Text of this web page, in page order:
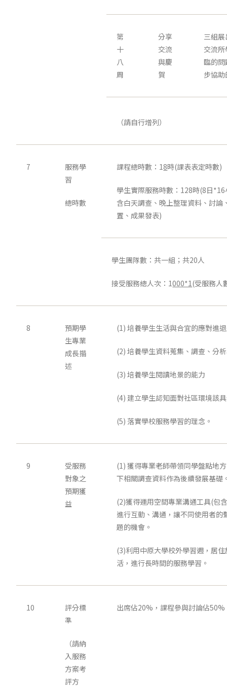
第
十
八
周
分享
交流
與慶
賀
三組
交流
臨的
步協
（請自行增列）
7
服務學
習
總時數
課程總時數：18時(課表表定時數)
學生實際服務時數：128時(8日
含白天調查、晚上整理資料、討論
置、成果發表)
學生團隊數：共一組；共20人
接受服務總人次：1000*1(受服務人
8
預期學
生專業
成長描
述
(1) 培養學生生活與合宜的應對進
(2) 培養學生資料蒐集、調查、分
(3) 培養學生閱讀地景的能力
(4) 建立學生認知面對社區環境該
(5) 落實學校服務學習的理念。
9
受服務
對象之
預期獲
益
(1) 獲得專業老師帶領同學盤點地
下相關調查資料作為後續發展基礎
(2)獲得運用空間專業溝通工具(包
進行互動、溝通，讓不同使用者的
題的機會。
(3)利用中原大學校外學習週，居
活，進行長時間的服務學習。
10
評分標
準
（請納
入服務
方案考
評方
出席佔20%，課程參與討論佔